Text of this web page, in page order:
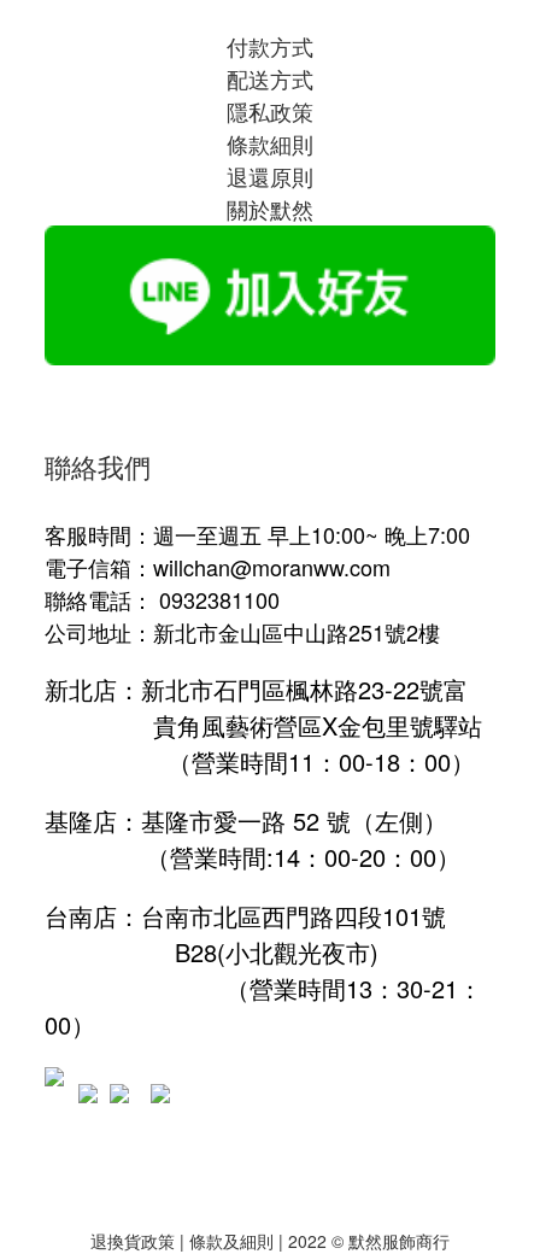
付款方式
配送方式
隱私政策
條款細則
退還原則
關於默然
聯絡我們
客服時間：週一至週五 早上10:00~ 晚上7:00
電子信箱：willchan@moranww.com
聯絡電話： 0932381100
公司地址：新北市金山區中山路251號2樓
新北店：新北市石門區楓林路23-22號富
貴角風藝術營區X金包里號驛站
（營業時間11：00-18：00）
基隆店：基隆市愛一路 52 號（左側）
（營業時間:14：00-20：00）
台南店：台南市北區西門路四段101號
B28(小北觀光夜市)
（營業時間13：30-21：
00）
退換貨政策 | 條款及細則 | 2022 © 默然服飾商行